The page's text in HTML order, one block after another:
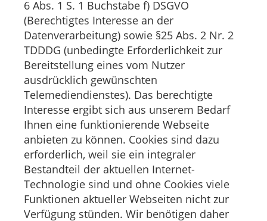
6 Abs. 1 S. 1 Buchstabe f) DSGVO
(Berechtigtes Interesse an der
Datenverarbeitung) sowie §25 Abs. 2 Nr. 2
TDDDG (unbedingte Erforderlichkeit zur
Bereitstellung eines vom Nutzer
ausdrücklich gewünschten
Telemediendienstes). Das berechtigte
Interesse ergibt sich aus unserem Bedarf
Ihnen eine funktionierende Webseite
anbieten zu können. Cookies sind dazu
erforderlich, weil sie ein integraler
Bestandteil der aktuellen Internet-
Technologie sind und ohne Cookies viele
Funktionen aktueller Webseiten nicht zur
Verfügung stünden. Wir benötigen daher